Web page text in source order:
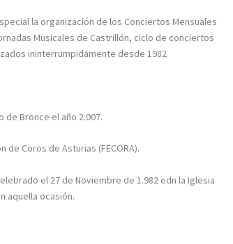
la organización de los Conciertos Mensuales
Musicales de Castrillón, ciclo de conciertos
ininterrumpidamente desde 1982
Bronce el año 2.007.
Coros de Asturias (FECORA).
el 27 de Noviembre de 1.982 edn la Iglesia
aquella ocasión.